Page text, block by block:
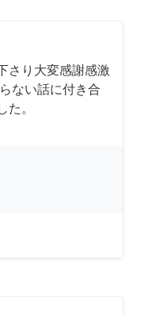
さり大変感謝感激
ない話に付き合
た。